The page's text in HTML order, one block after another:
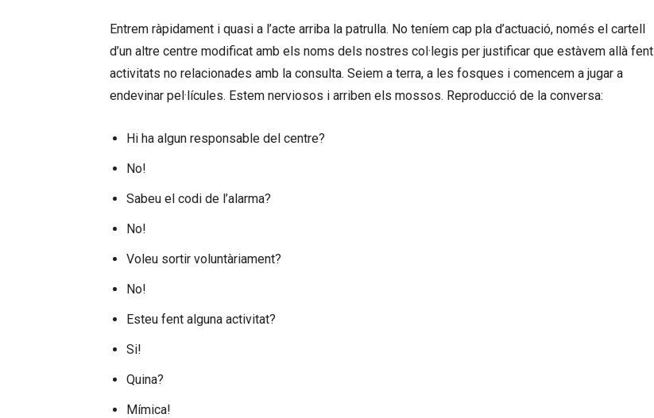
Entrem ràpidament i quasi a l’acte arriba la patrulla. No teníem cap pla d’actuació, només el cartell
d’un altre centre modificat amb els noms dels nostres col·legis per justificar que estàvem allà fent
activitats no relacionades amb la consulta. Seiem a terra, a les fosques i comencem a jugar a
endevinar pel·lícules. Estem nerviosos i arriben els mossos. Reproducció de la conversa:
Hi ha algun responsable del centre?
No!
Sabeu el codi de l’alarma?
No!
Voleu sortir voluntàriament?
No!
Esteu fent alguna activitat?
Si!
Quina?
Mímica!